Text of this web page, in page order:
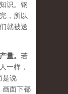
识。钢
，所以
就被送
量。 若
一样，
是说
画面下都